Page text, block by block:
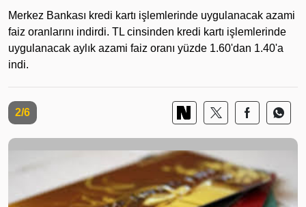
Merkez Bankası kredi kartı işlemlerinde uygulanacak azami
faiz oranlarını indirdi. TL cinsinden kredi kartı işlemlerinde
uygulanacak aylık azami faiz oranı yüzde 1.60'dan 1.40'a
indi.
2/6